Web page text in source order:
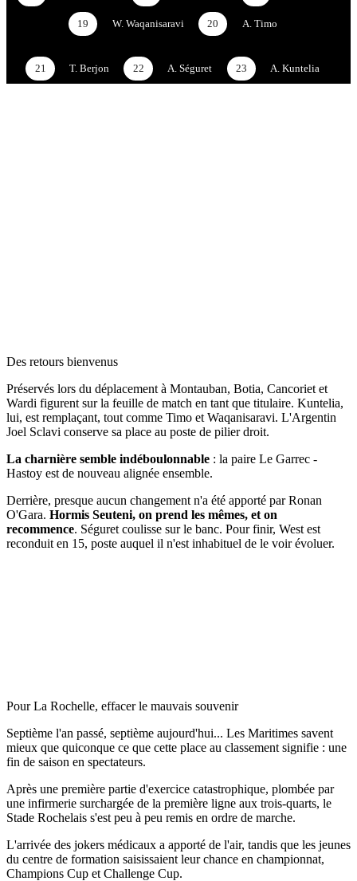
19 W. Waqanisaravi 20 A. Timo
21 T. Berjon 22 A. Séguret 23 A. Kuntelia
Des retours bienvenus
Préservés lors du déplacement à Montauban, Botia, Cancoriet et
Wardi figurent sur la feuille de match en tant que titulaire. Kuntelia,
lui, est remplaçant, tout comme Timo et Waqanisaravi. L'Argentin
Joel Sclavi conserve sa place au poste de pilier droit.
La charnière semble indéboulonnable : la paire Le Garrec -
Hastoy est de nouveau alignée ensemble.
Derrière, presque aucun changement n'a été apporté par Ronan
O'Gara. Hormis Seuteni, on prend les mêmes, et on
recommence. Séguret coulisse sur le banc. Pour finir, West est
reconduit en 15, poste auquel il n'est inhabituel de le voir évoluer.
Pour La Rochelle, effacer le mauvais souvenir
Septième l'an passé, septième aujourd'hui... Les Maritimes savent
mieux que quiconque ce que cette place au classement signifie : une
fin de saison en spectateurs.
Après une première partie d'exercice catastrophique, plombée par
une infirmerie surchargée de la première ligne aux trois-quarts, le
Stade Rochelais s'est peu à peu remis en ordre de marche.
L'arrivée des jokers médicaux a apporté de l'air, tandis que les jeunes
du centre de formation saisissaient leur chance en championnat,
Champions Cup et Challenge Cup.